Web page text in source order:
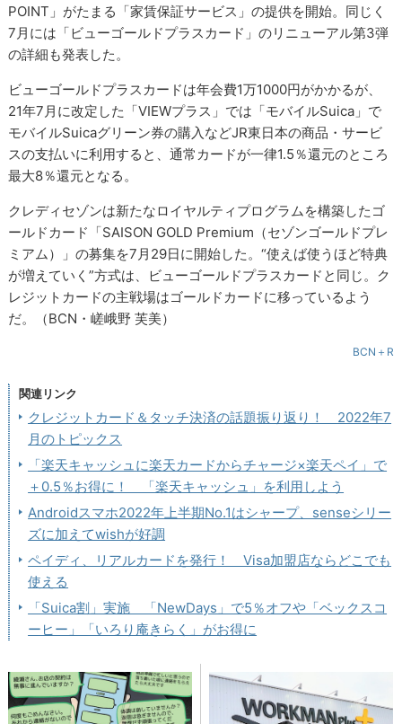
POINT」がたまる「家賃保証サービス」の提供を開始。同じく
7月には「ビューゴールドプラスカード」のリニューアル第3弾
の詳細も発表した。
ビューゴールドプラスカードは年会費1万1000円がかかるが、
21年7月に改定した「VIEWプラス」では「モバイルSuica」で
モバイルSuicaグリーン券の購入などJR東日本の商品・サービ
スの支払いに利用すると、通常カードが一律1.5％還元のところ
最大8％還元となる。
クレディセゾンは新たなロイヤルティプログラムを構築したゴ
ールドカード「SAISON GOLD Premium（セゾンゴールドプレ
ミアム）」の募集を7月29日に開始した。“使えば使うほど特典
が増えていく”方式は、ビューゴールドプラスカードと同じ。ク
レジットカードの主戦場はゴールドカードに移っているよう
だ。（BCN・嵯峨野 芙美）
BCN＋R
関連リンク
クレジットカード＆タッチ決済の話題振り返り！ 2022年7
月のトピックス
「楽天キャッシュに楽天カードからチャージ×楽天ペイ」で
＋0.5％お得に！ 「楽天キャッシュ」を利用しよう
Androidスマホ2022年上半期No.1はシャープ、senseシリー
ズに加えてwishが好調
ペイディ、リアルカードを発行！ Visa加盟店ならどこでも
使える
「Suica割」実施 「NewDays」で5％オフや「ベックスコ
ーヒー」「いろり庵きらく」がお得に